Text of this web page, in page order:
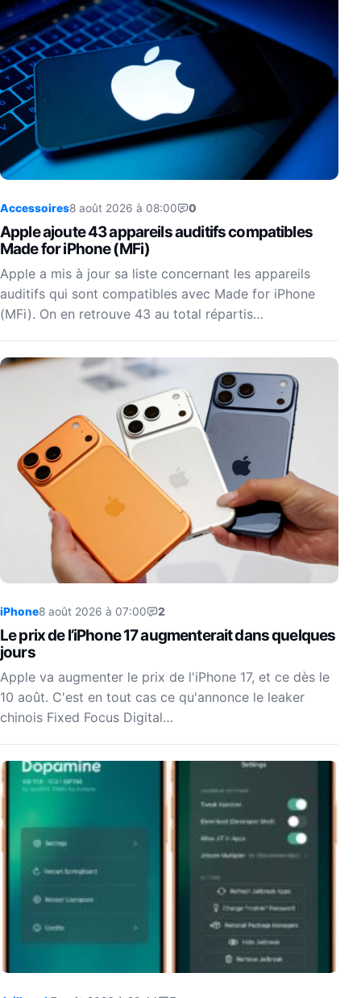
Accessoires8 août 2026 à 08:00 0
Apple ajoute 43 appareils auditifs compatibles
Made for iPhone (MFi)
Apple a mis à jour sa liste concernant les appareils
auditifs qui sont compatibles avec Made for iPhone
(MFi). On en retrouve 43 au total répartis…
iPhone8 août 2026 à 07:00 2
Le prix de l’iPhone 17 augmenterait dans quelques
jours
Apple va augmenter le prix de l'iPhone 17, et ce dès le
10 août. C'est en tout cas ce qu'annonce le leaker
chinois Fixed Focus Digital…